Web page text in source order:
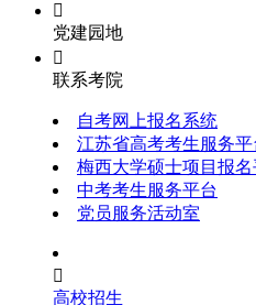

党建园地

联系考院
自考网上报名系统
江苏省高考考生服务平
梅西大学硕士项目报名
中考考生服务平台
党员服务活动室

高校招生